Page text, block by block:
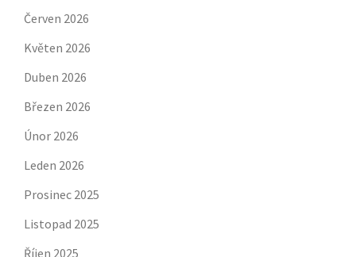
Červen 2026
Květen 2026
Duben 2026
Březen 2026
Únor 2026
Leden 2026
Prosinec 2025
Listopad 2025
Říjen 2025